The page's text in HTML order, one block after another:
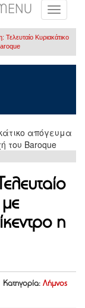
Κυριακάτικο
η
Κατηγορία: Λήμνος